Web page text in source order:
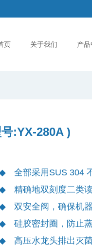
页 关于我们 产
:YX-280A )
全部采用SUS 304
精确地双刻度二类
双安全阀，确保机
硅胶密封圈，防止
高压水龙头排出灭